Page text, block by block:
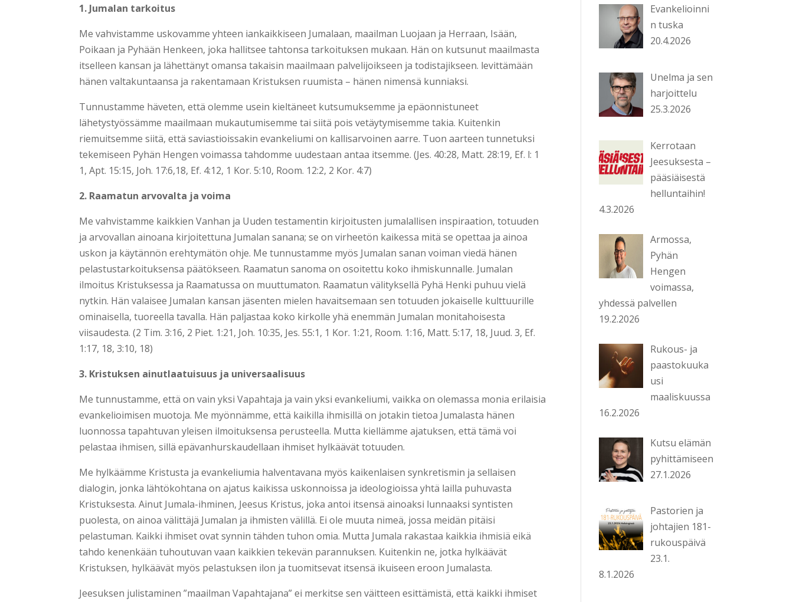
1. Jumalan tarkoitus
Me vahvistamme uskovamme yhteen iankaikkiseen Jumalaan, maailman Luojaan ja Herraan, Isään,
Poikaan ja Pyhään Henkeen, joka hallitsee tahtonsa tarkoituksen mukaan. Hän on kutsunut maailmasta
itselleen kansan ja lähettänyt omansa takaisin maailmaan palvelijoikseen ja todistajikseen. levittämään
hänen valtakuntaansa ja rakentamaan Kristuksen ruumista – hänen nimensä kunniaksi.
Tunnustamme häveten, että olemme usein kieltäneet kutsumuksemme ja epäonnistuneet
lähetystyössämme maailmaan mukautumisemme tai siitä pois vetäytymisemme takia. Kuitenkin
riemuitsemme siitä, että saviastioissakin evankeliumi on kallisarvoinen aarre. Tuon aarteen tunnetuksi
tekemiseen Pyhän Hengen voimassa tahdomme uudestaan antaa itsemme. (Jes. 40:28, Matt. 28:19, Ef. l: 1
1, Apt. 15:15, Joh. 17:6,18, Ef. 4:12, 1 Kor. 5:10, Room. 12:2, 2 Kor. 4:7)
2. Raamatun arvovalta ja voima
Me vahvistamme kaikkien Vanhan ja Uuden testamentin kirjoitusten jumalallisen inspiraation, totuuden
ja arvovallan ainoana kirjoitettuna Jumalan sanana; se on virheetön kaikessa mitä se opettaa ja ainoa
uskon ja käytännön erehtymätön ohje. Me tunnustamme myös Jumalan sanan voiman viedä hänen
pelastustarkoituksensa päätökseen. Raamatun sanoma on osoitettu koko ihmiskunnalle. Jumalan
ilmoitus Kristuksessa ja Raamatussa on muuttumaton. Raamatun välityksellä Pyhä Henki puhuu vielä
nytkin. Hän valaisee Jumalan kansan jäsenten mielen havaitsemaan sen totuuden jokaiselle kulttuurille
ominaisella, tuoreella tavalla. Hän paljastaa koko kirkolle yhä enemmän Jumalan monitahoisesta
viisaudesta. (2 Tim. 3:16, 2 Piet. 1:21, Joh. 10:35, Jes. 55:1, 1 Kor. 1:21, Room. 1:16, Matt. 5:17, 18, Juud. 3, Ef.
1:17, 18, 3:10, 18)
3. Kristuksen ainutlaatuisuus ja universaalisuus
Me tunnustamme, että on vain yksi Vapahtaja ja vain yksi evankeliumi, vaikka on olemassa monia erilaisia
evankelioimisen muotoja. Me myönnämme, että kaikilla ihmisillä on jotakin tietoa Jumalasta hänen
luonnossa tapahtuvan yleisen ilmoituksensa perusteella. Mutta kiellämme ajatuksen, että tämä voi
pelastaa ihmisen, sillä epävanhurskaudellaan ihmiset hylkäävät totuuden.
Me hylkäämme Kristusta ja evankeliumia halventavana myös kaikenlaisen synkretismin ja sellaisen
dialogin, jonka lähtökohtana on ajatus kaikissa uskonnoissa ja ideologioissa yhtä lailla puhuvasta
Kristuksesta. Ainut Jumala-ihminen, Jeesus Kristus, joka antoi itsensä ainoaksi lunnaaksi syntisten
puolesta, on ainoa välittäjä Jumalan ja ihmisten välillä. Ei ole muuta nimeä, jossa meidän pitäisi
pelastuman. Kaikki ihmiset ovat synnin tähden tuhon omia. Mutta Jumala rakastaa kaikkia ihmisiä eikä
tahdo kenenkään tuhoutuvan vaan kaikkien tekevän parannuksen. Kuitenkin ne, jotka hylkäävät
Kristuksen, hylkäävät myös pelastuksen ilon ja tuomitsevat itsensä ikuiseen eroon Jumalasta.
Jeesuksen julistaminen ”maailman Vapahtajana” ei merkitse sen väitteen esittämistä, että kaikki ihmiset
Evankelioinni
n tuska
20.4.2026
Unelma ja sen
harjoittelu
25.3.2026
Kerrotaan
Jeesuksesta –
pääsiäisestä
helluntaihin!
4.3.2026
Armossa,
Pyhän
Hengen
voimassa,
yhdessä palvellen
19.2.2026
Rukous- ja
paastokuuka
usi
maaliskuussa
16.2.2026
Kutsu elämän
pyhittämiseen
27.1.2026
Pastorien ja
johtajien 181-
rukouspäivä
23.1.
8.1.2026